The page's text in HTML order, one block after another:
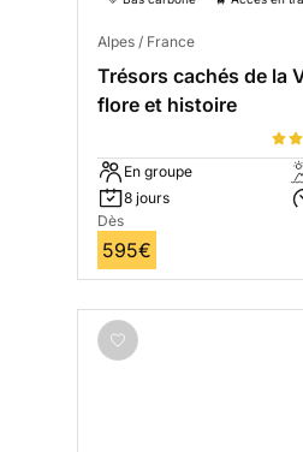
Alpes / France
Trésors cachés de la
flore et histoire
En groupe
8 jours
Dès
595€